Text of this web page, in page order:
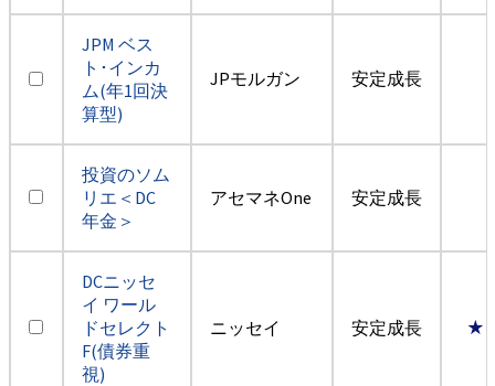
JPM ベス
ト･インカ
ム(年1回決
算型)
JPモルガン 安定成長
投資のソム
リエ＜DC
年金＞
アセマネOne 安定成長
DCニッセ
イ ワール
ドセレクト
F(債券重
視)
ニッセイ 安定成長